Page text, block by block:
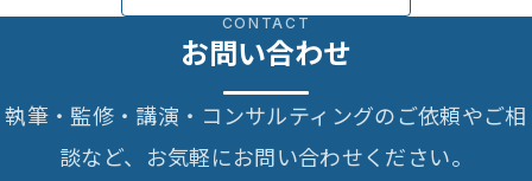
CONTACT
お問い合わせ
執筆・監修・講演・コンサルティングのご依頼やご相
談など、お気軽にお問い合わせください。